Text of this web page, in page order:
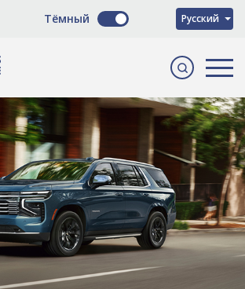
Тёмный Русский
O'zbekcha